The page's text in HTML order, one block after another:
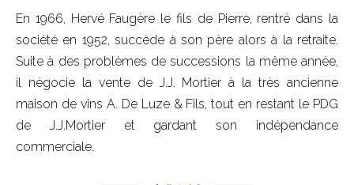
En 1966, Hervé Faugère le fils de Pierre, rentré dans la
société en 1952, succède à son père alors à la retraite.
Suite à des problèmes de successions la même année,
il négocie la vente de J.J. Mortier à la très ancienne
maison de vins A. De Luze & Fils, tout en restant le PDG
de J.J.Mortier et gardant son indépendance
commerciale.